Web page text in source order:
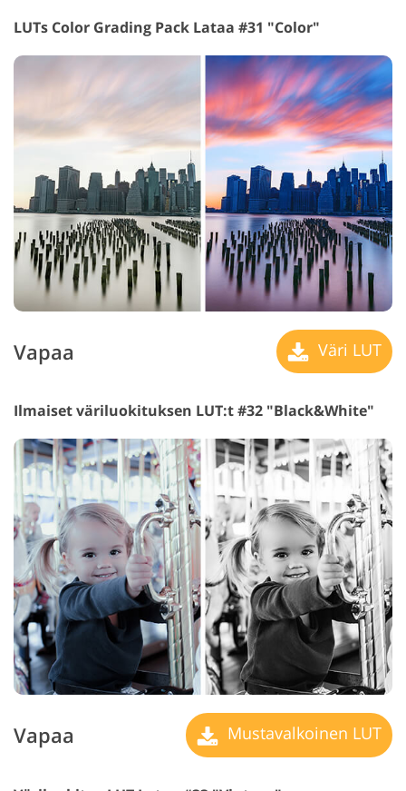
LUTs Color Grading Pack Lataa #31 "Color"
Vapaa Väri LUT
Ilmaiset väriluokituksen LUT:t #32 "Black&White"
Vapaa Mustavalkoinen LUT